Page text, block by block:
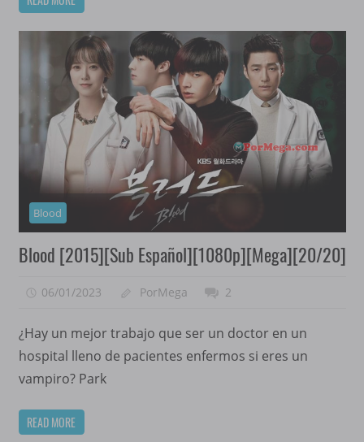
Blood
Blood [2015][Sub Español][1080p][Mega][20/20]
06/01/2023 PorMega 2
¿Hay un mejor trabajo que ser un doctor en un
hospital lleno de pacientes enfermos si eres un
vampiro? Park
READ MORE